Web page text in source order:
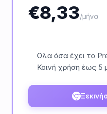
€8,33/μήνα
Ολα όσα έχει το
Κοινή χρήση έως 5